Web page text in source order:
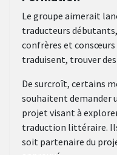
Le groupe aimerait
traducteurs
confrères et consœurs
traduisent, trouver
De surcroît, certains
souhaitent demander
projet visant à
traduction littéraire.
soit partenaire du